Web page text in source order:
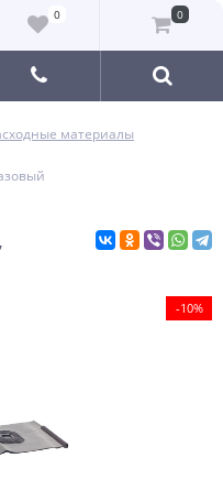
0 0
материалы
-10%